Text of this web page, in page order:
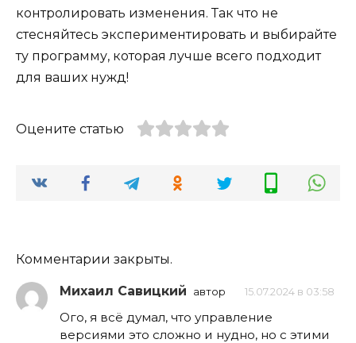
контролировать изменения. Так что не
стесняйтесь экспериментировать и выбирайте
ту программу, которая лучше всего подходит
для ваших нужд!
Оцените статью
Комментарии закрыты.
Михаил Савицкий автор 15.07.2024 в 03:58
Ого, я всё думал, что управление
версиями это сложно и нудно, но с этими